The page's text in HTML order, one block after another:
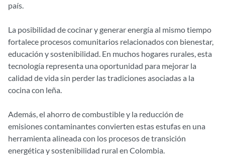
país.
La posibilidad de cocinar y generar energía al mismo tiempo
fortalece procesos comunitarios relacionados con bienestar,
educación y sostenibilidad. En muchos hogares rurales, esta
tecnología representa una oportunidad para mejorar la
calidad de vida sin perder las tradiciones asociadas a la
cocina con leña.
Además, el ahorro de combustible y la reducción de
emisiones contaminantes convierten estas estufas en una
herramienta alineada con los procesos de transición
energética y sostenibilidad rural en Colombia.